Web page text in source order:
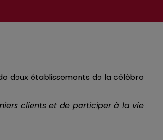
deux établissements de la célèbre
clients et de participer à la vie